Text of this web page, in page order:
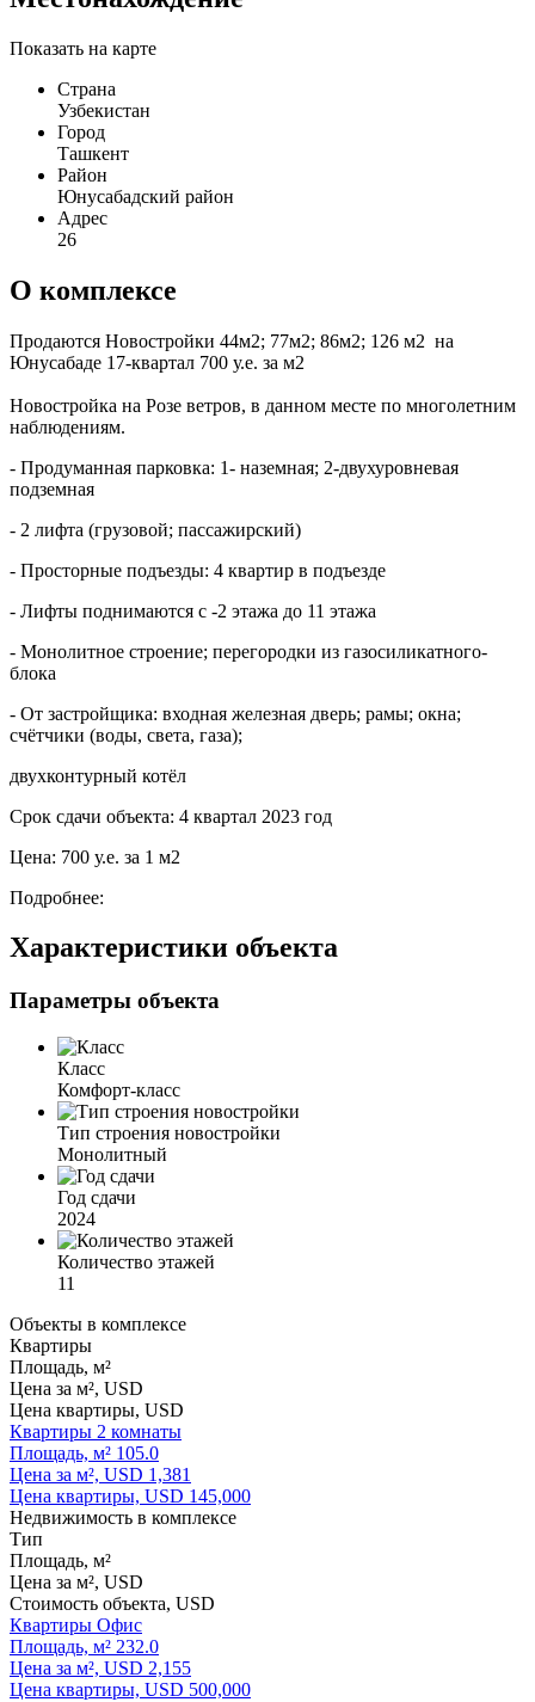
Показать на карте
Страна
Узбекистан
Город
Ташкент
Район
Юнусабадский район
Адрес
26
О комплексе
Продаются Новостройки 44м2; 77м2; 86м2; 126 м2 на
Юнусабаде 17-квартал 700 у.е. за м2
Новостройка на Розе ветров, в данном месте по многолетним
наблюдениям.
- Продуманная парковка: 1- наземная; 2-двухуровневая
подземная
- 2 лифта (грузовой; пассажирский)
- Просторные подъезды: 4 квартир в подъезде
- Лифты поднимаются с -2 этажа до 11 этажа
- Монолитное строение; перегородки из газосиликатного-
блока
- От застройщика: входная железная дверь; рамы; окна;
счётчики (воды, света, газа);
двухконтурный котёл
Срок сдачи объекта: 4 квартал 2023 год
Цена: 700 у.е. за 1 м2
Подробнее:
Характеристики объекта
Параметры объекта
Класс
Комфорт-класс
Тип строения новостройки
Монолитный
Год сдачи
2024
Количество этажей
11
Объекты в комплексе
Квартиры
Площадь, м²
Цена за м², USD
Цена квартиры, USD
Квартиры 2 комнаты
Площадь, м² 105.0
Цена за м², USD 1,381
Цена квартиры, USD 145,000
Недвижимость в комплексе
Тип
Площадь, м²
Цена за м², USD
Стоимость объекта, USD
Квартиры Офис
Площадь, м² 232.0
Цена за м², USD 2,155
Цена квартиры, USD 500,000